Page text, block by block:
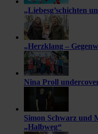
„Liebesg’schichten
„Herzklang –
Nina Proll
Simon Schwarz und
„Halbweg“